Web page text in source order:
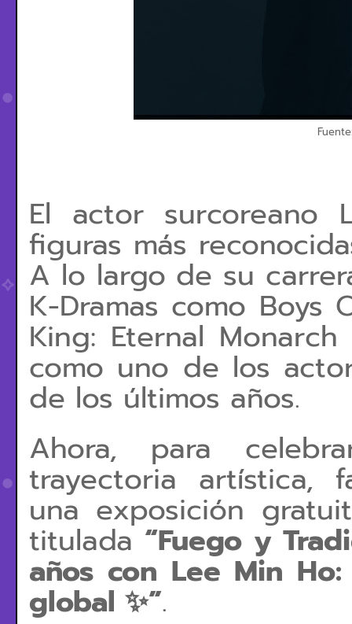
El actor surcoreano
figuras más
A lo largo de su
K-Dramas como Boys
King: Eternal Monarch
como uno de los
de los últimos años.
Ahora, para
trayectoria artística,
una exposición
titulada “Fuego y
años con Lee Min
global ✨”.